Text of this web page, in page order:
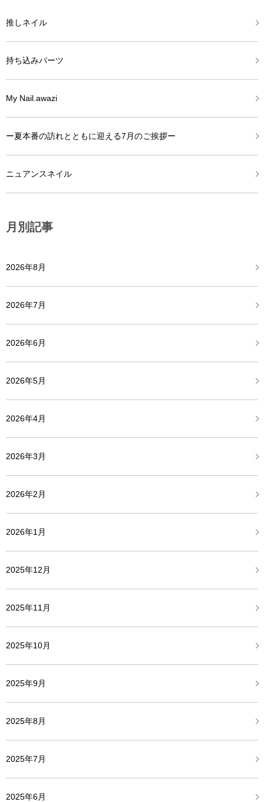
推しネイル
持ち込みパーツ
My Nail.awazi
ー夏本番の訪れとともに迎える7月のご挨拶ー
ニュアンスネイル
月別記事
2026年8月
2026年7月
2026年6月
2026年5月
2026年4月
2026年3月
2026年2月
2026年1月
2025年12月
2025年11月
2025年10月
2025年9月
2025年8月
2025年7月
2025年6月